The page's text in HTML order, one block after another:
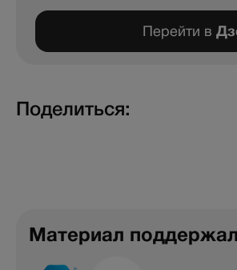
Перейти в
Поделиться:
Материал